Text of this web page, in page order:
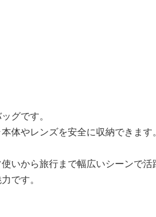
グです。
体やレンズを安全に収納できます。
いから旅行まで幅広いシーンで活
です。